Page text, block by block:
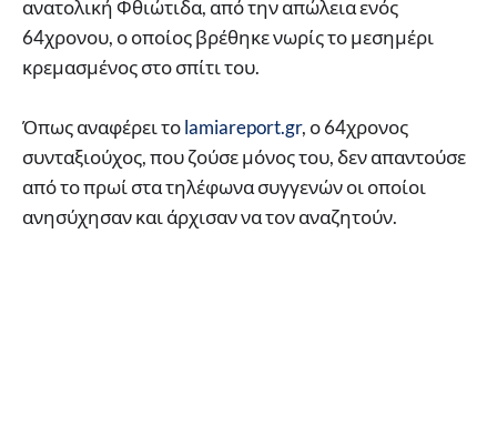
ανατολική Φθιώτιδα, από την απώλεια ενός
64χρονου, ο οποίος βρέθηκε νωρίς το μεσημέρι
κρεμασμένος στο σπίτι του.
Όπως αναφέρει τοlamiareport.gr, ο 64χρονος
συνταξιούχος, που ζούσε μόνος του, δεν απαντούσε
από το πρωί στα τηλέφωνα συγγενών οι οποίοι
ανησύχησαν και άρχισαν να τον αναζητούν.